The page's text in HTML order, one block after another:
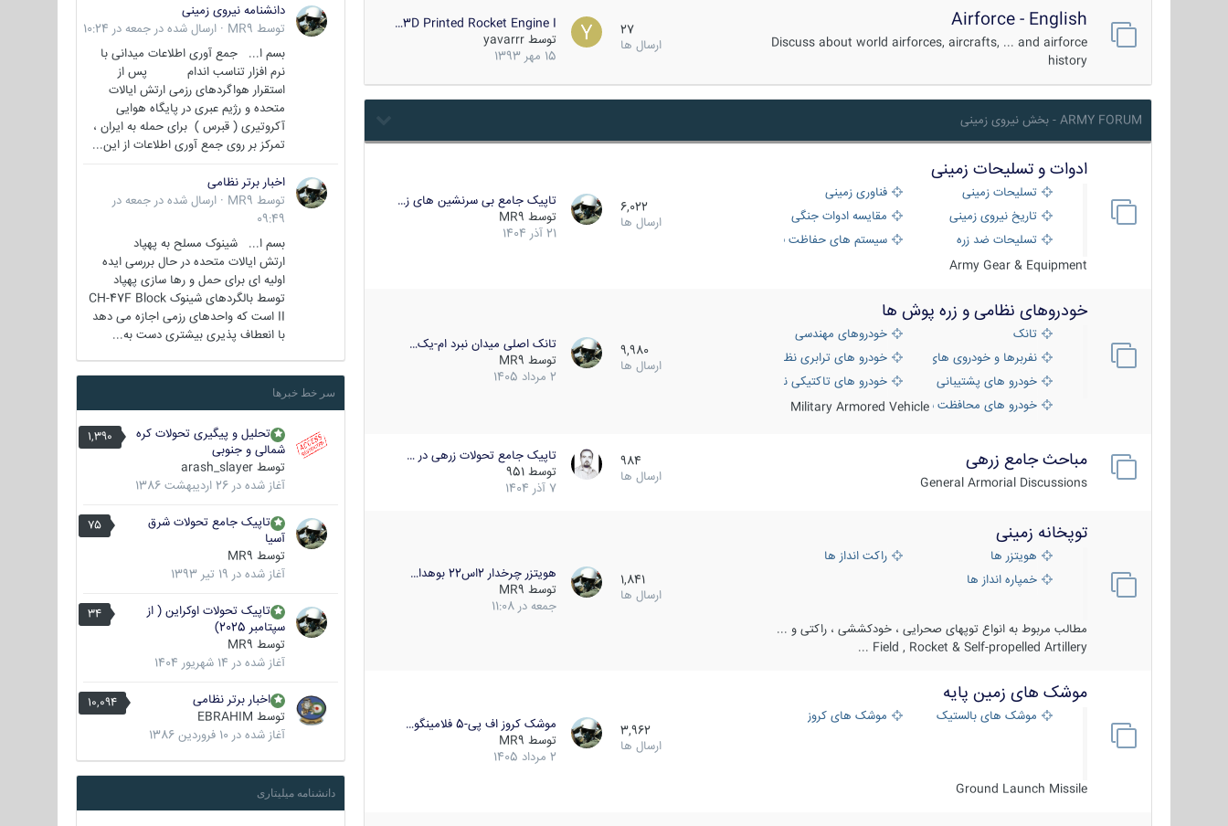
Airforce - English
Discuss about world airforces, aircrafts, ... and airforce
history
27
ارسال ها
3D Printed Rocket Engine I…
توسط yavarrr
15 مهر 1393
ARMY FORUM - بخش نیروی زمینی
ادوات و تسلیحات زمینی
تسلیحات زمینی
فناوری زمینی
تاریخ نیروی زمینی
مقایسه ادوات جنگی
تسلیحات ضد زره
سیستم های حفاظت فعال
Army Gear & Equipment
6,022
ارسال ها
تاپیک جامع بی سرنشین های ز…
توسط MR9
21 آذر 1404
خودروهای نظامی و زره پوش ها
تانک
خودروهای مهندسی
نفربرها و خودروی های رزمی پیاده نظامخودرو های ترابری نظامی
خودرو های پشتیبانی آتش ، شناسایی و ضد تانک
خودرو های تاکتیکی نظامی
خودرو های محافظت شدهMilitary Armored Vehicle
9,980
ارسال ها
تانک اصلی میدان نبرد ام-یک…
توسط MR9
2 مرداد 1405
مباحث جامع زرهی
General Armorial Discussions
984
ارسال ها
تاپیک جامع تحولات زرهی در …
توسط 951
7 آذر 1404
توپخانه زمینی
هویتزر ها
راکت انداز ها
خمپاره انداز ها
مطالب مربوط به انواع توپهای صحرایی ، خودکششی ، راکتی و ...
Field , Rocket & Self-propelled Artillery ...
1,841
ارسال ها
هویتزر چرخدار 2اس22 بوهدا…
توسط MR9
جمعه در 11:08
موشک های زمین پایه
موشک های بالستیک موشک های کروز
Ground Launch Missile
3,962
ارسال ها
موشک کروز اف پی-5 فلامینگو…
توسط MR9
2 مرداد 1405
دانشنامه نیروی زمینی
توسط MR9
· ارسال شده در جمعه در 10:24
بسم ا... جمع آوری اطلاعات میدانی با
نرم افزار تناسب اندام پس از
استقرار هواگردهای رزمی ارتش ایالات
متحده و رژیم عبری در پایگاه هوایی
آکروتیری ( قبرس ) برای حمله به ایران ،
تمرکز بر روی جمع آوری اطلاعات از این...
اخبار برتر نظامی
توسط MR9
· ارسال شده در جمعه در
09:49
بسم ا... شینوک مسلح به پهپاد
ارتش ایالات متحده در حال بررسی ایده
اولیه ای برای حمل و رها سازی پهپاد
توسط بالگردهای شینوک CH-47F Block
II است که واحدهای رزمی اجازه می دهد
با انعطاف پذیری بیشتری دست به...
سر خط خبرها
1,390
تحلیل و پیگیری تحولات کره
شمالی و جنوبی
توسط arash_slayer
آغاز شده در 26 اردیبهشت 1386
75
تاپیک جامع تحولات شرق
آسیا
توسط MR9
آغاز شده در 19 تیر 1393
34
تاپیک تحولات اوکراین ( از
سپتامبر 2025)
توسط MR9
آغاز شده در 14 شهریور 1404
10,094
اخبار برتر نظامی
توسط EBRAHIM
آغاز شده در 10 فروردین 1386
دانشنامه میلیتاری